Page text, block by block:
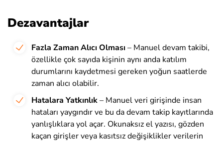
Dezavantajlar
Fazla Zaman Alıcı Olması – Manuel devam takibi,
özellikle çok sayıda kişinin aynı anda katılım
durumlarını kaydetmesi gereken yoğun saatlerde
zaman alıcı olabilir.
Hatalara Yatkınlık– Manuel veri girişinde insan
hataları yaygındır ve bu da devam takip kayıtlarında
yanlışlıklara yol açar. Okunaksız el yazısı, gözden
kaçan girişler veya kasıtsız değişiklikler verilerin